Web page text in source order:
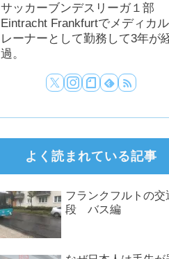
サッカーブンデスリーガ１部
Eintracht Frankfurtでメディカル
レーナーとして勤務して3年が
過。
よく読まれている記事
フランクフルトの交
段 バス編